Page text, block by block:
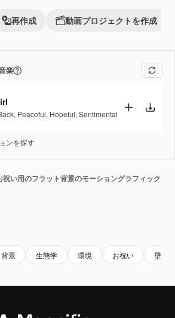
再作成 動画プロジェクトを作成
楽
, Peaceful, Hopeful, Sentimental
ンを探す
い用のフラット背景のモーショングラフィック
背景 生態学 環境 お祝い 壁紙